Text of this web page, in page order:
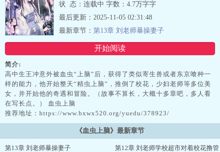
状 态：连载中 字数：4.7万字字
开始阅读
最后更新：2025-11-05 02:31:48
最新章节： 第13章 刘老师暴操妻子
简介:
高中生王冲意外被血虫“上脑”后，获得了类似寄生兽或者东京喰种一
样的能力，他开始整天“精虫上脑”，推倒了校花，少妇老师等多位美
女，并开始他的奇遇和冒险。（故事不算长，大概十多章吧，多人看
在写长点。） 血虫上脑
推荐地址：https://www.bxwx520.org/yuedu/378923/
《血虫上脑》最新章节
第13章 刘老师暴操妻子 第12章 刘老师学校超市对着校花撸管